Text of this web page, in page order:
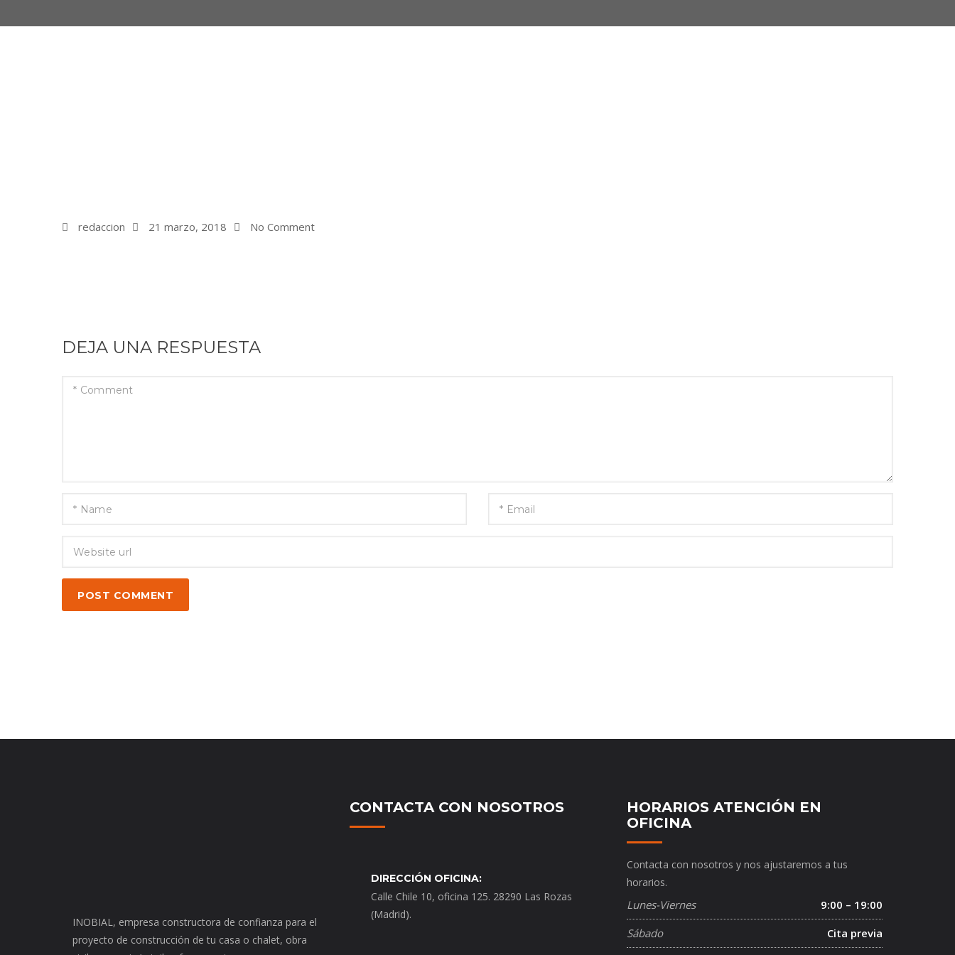
redaccion 21 marzo, 2018 No Comment
DEJA UNA RESPUESTA
POST COMMENT
INOBIAL, empresa constructora de confianza para el
proyecto de construcción de tu casa o chalet, obra
CONTACTA CON NOSOTROS
DIRECCIÓN OFICINA:
Calle Chile 10, oficina 125. 28290 Las Rozas
(Madrid).
HORARIOS ATENCIÓN EN
OFICINA
Contacta con nosotros y nos ajustaremos a tus
horarios.
Lunes-Viernes
9:00 – 19:00
Sábado
Cita previa